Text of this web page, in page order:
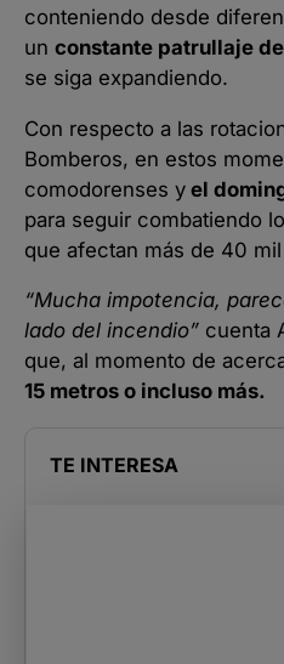
conteniendo desde
un constante patrullaje
se siga expandiendo.
Con respecto a las
Bomberos, en estos
comodorenses y el
para seguir combatiendo
que afectan más de 40
“Mucha impotencia,
lado del incendio” cuenta
que, al momento de
15 metros o incluso más.
TE INTERESA